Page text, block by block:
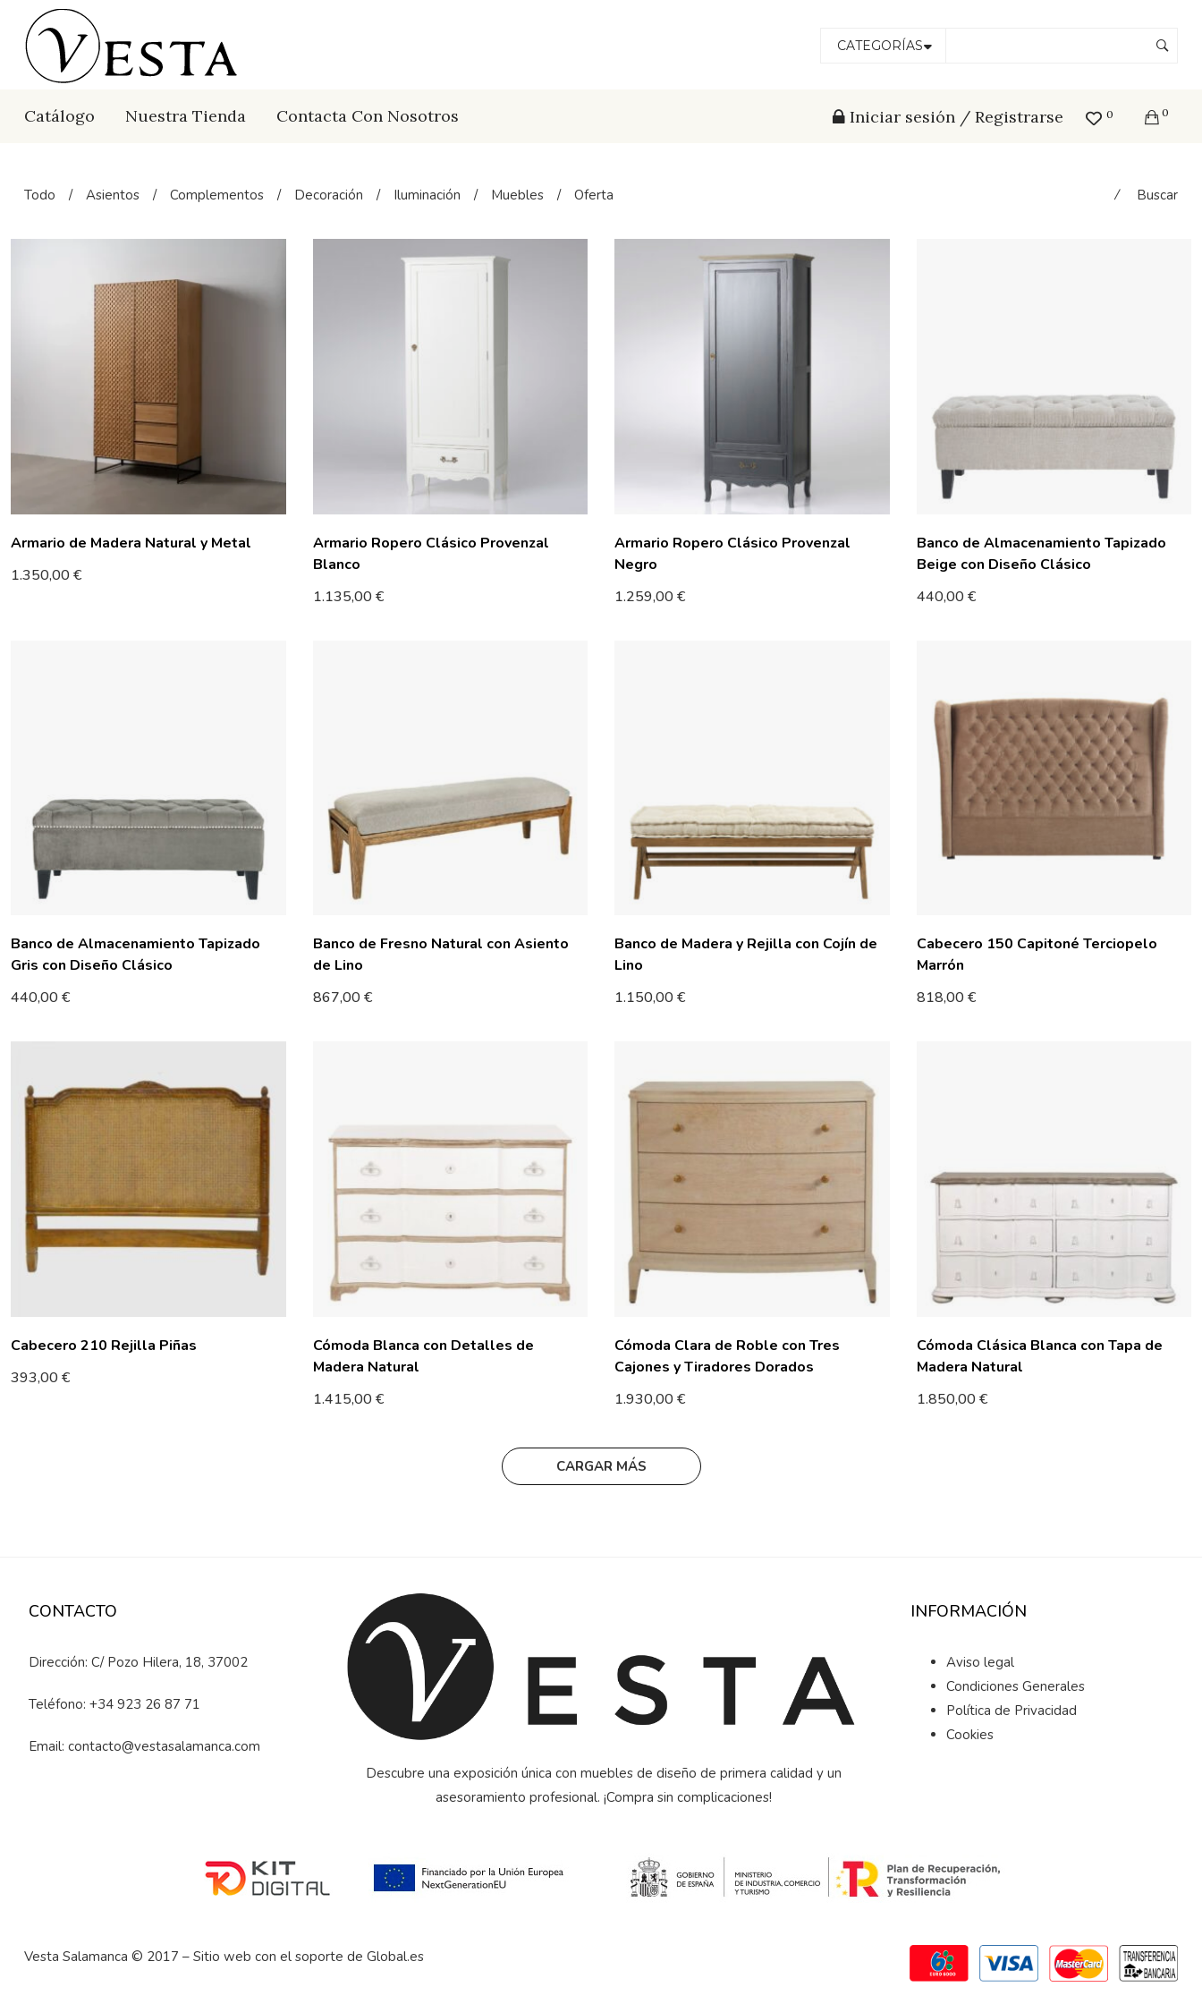
CATEGORÍAS
Catálogo Nuestra Tienda Contacta Con Nosotros Iniciar sesión / Registrarse 0 0
Todo / Asientos / Complementos / Decoración / Iluminación / Muebles / Oferta ⁄ Buscar
Armario de Madera Natural y Metal
1.350,00€
Armario Ropero Clásico Provenzal
Blanco
1.135,00€
Armario Ropero Clásico Provenzal
Negro
1.259,00€
Banco de Almacenamiento Tapizado
Beige con Diseño Clásico
440,00€
Banco de Almacenamiento Tapizado
Gris con Diseño Clásico
440,00€
Banco de Fresno Natural con Asiento
de Lino
867,00€
Banco de Madera y Rejilla con Cojín de
Lino
1.150,00€
Cabecero 150 Capitoné Terciopelo
Marrón
818,00€
Cabecero 210 Rejilla Piñas
393,00€
Cómoda Blanca con Detalles de
Madera Natural
1.415,00€
Cómoda Clara de Roble con Tres
Cajones y Tiradores Dorados
1.930,00€
Cómoda Clásica Blanca con Tapa de
Madera Natural
1.850,00€
CARGAR MÁS
CONTACTO
Dirección: C/ Pozo Hilera, 18, 37002
Teléfono: +34 923 26 87 71
Email: contacto@vestasalamanca.com
Descubre una exposición única con muebles de diseño de primera calidad y un
asesoramiento profesional. ¡Compra sin complicaciones!
INFORMACIÓN
Aviso legal
Condiciones Generales
Política de Privacidad
Cookies
Vesta Salamanca © 2017 – Sitio web con el soporte de Global.es